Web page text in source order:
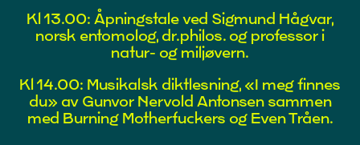
Kl 13.00: Åpningstale ved Sigmund Hågvar,
norsk entomolog, dr.philos. og professor i
natur- og miljøvern.
Kl 14.00: Musikalsk diktlesning, «I meg finnes
du» av Gunvor Nervold Antonsen sammen
med Burning Motherfuckers og Even Tråen.